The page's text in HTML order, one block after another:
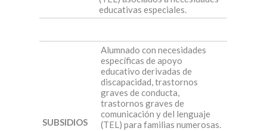
educativas especiales.
SUBSIDIOS
Alumnado con necesidades
específicas de apoyo
educativo derivadas de
discapacidad, trastornos
graves de conducta,
trastornos graves de
comunicación y del lenguaje
(TEL) para familias numerosas.